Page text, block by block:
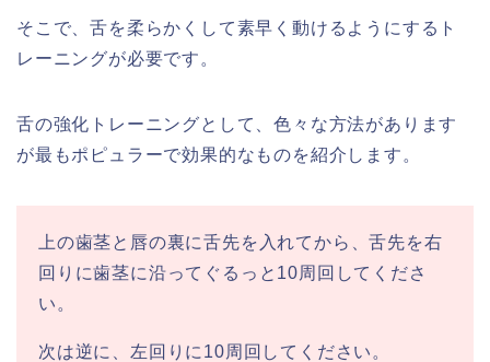
そこで、舌を柔らかくして素早く動けるようにするト
レーニングが必要です。
舌の強化トレーニングとして、色々な方法があります
が最もポピュラーで効果的なものを紹介します。
上の歯茎と唇の裏に舌先を入れてから、舌先を右
回りに歯茎に沿ってぐるっと10周回してくださ
い。
次は逆に、左回りに10周回してください。